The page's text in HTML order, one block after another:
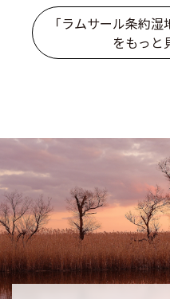
「ラムサール条約湿
をもっと